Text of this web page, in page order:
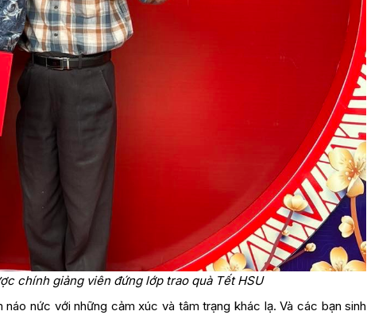
chính giảng viên đứng lớp trao quà Tết HSU
nức với những cảm xúc và tâm trạng khác lạ. Và các bạn sinh